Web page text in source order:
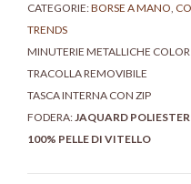
CATEGORIE:BORSE A MANO,
TRENDS
MINUTERIE METALLICHE COLOR
TRACOLLA REMOVIBILE
TASCA INTERNA CON ZIP
FODERA:JAQUARD
100% PELLE DI VITELLO